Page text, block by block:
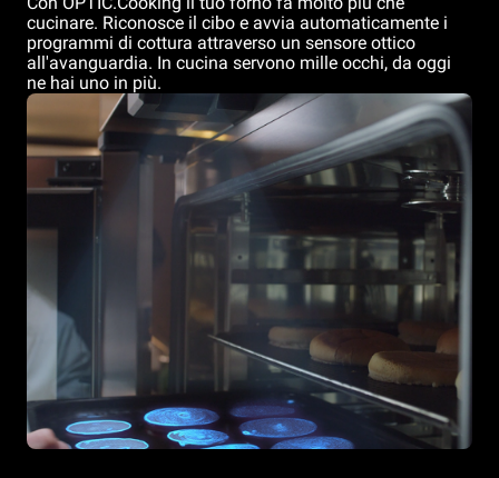
cucinare. Riconosce il cibo e avvia automaticamente i
programmi di cottura attraverso un sensore ottico
all'avanguardia. In cucina servono mille occhi, da oggi
ne hai uno in più.